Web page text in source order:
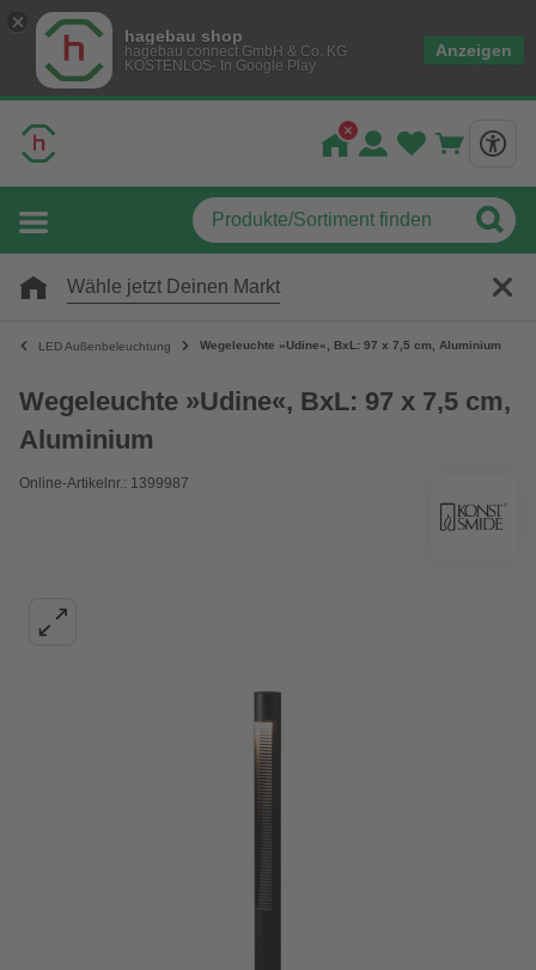
hagebau shop
hagebau connect GmbH & Co. KG
KOSTENLOS- In Google Play
Anzeigen
Wähle jetzt Deinen Markt
LED Außenbeleuchtung Wegeleuchte »Udine«, BxL: 97 x 7,5 cm, Aluminium
Wegeleuchte »Udine«, BxL: 97 x 7,5 cm,
Aluminium
Online-Artikelnr.: 1399987